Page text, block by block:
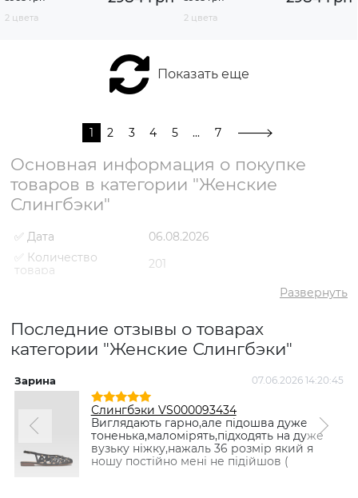
2 цвета
2 цвета
Показать еще
1 2 3 4 5 ... 7
Основная информация о покупке
товаров в категории "Женские
Слингбэки"
✅ Дата
06.08.2026
✅ Количество
товара
201
✅ Самый дешевый
товар
980 грн
товар
популярный товар
Слингбэки VS000082556 Черный
- 2434 грн
Развернуть
Последние отзывы о товарах
категории "Женские Слингбэки"
Зарина 07.06.2026 14:20:45
Слингбэки VS000093434
Виглядають гарно,але підошва дуже
тоненька,маломірять,підходять на дуже
вузьку ніжку,нажаль 36 розмір який я
ношу постійно мені не підійшов (